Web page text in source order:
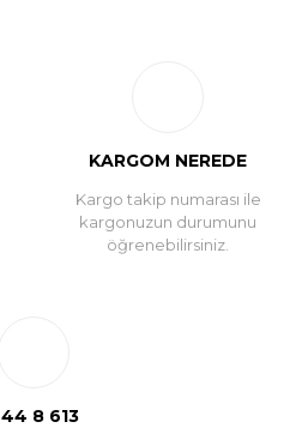
KARGOM NEREDE
Kargo takip numarası ile
kargonuzun durumunu
öğrenebilirsiniz.
8 613